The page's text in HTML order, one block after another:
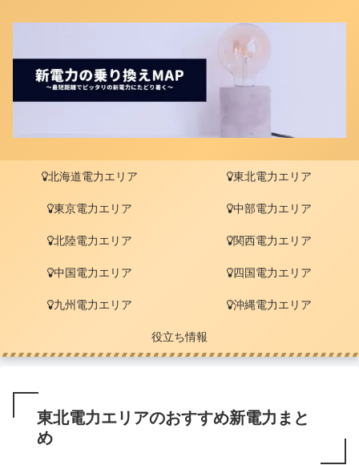
北海道電力エリア 東北電力エリア
東京電力エリア 中部電力エリア
北陸電力エリア 関西電力エリア
中国電力エリア 四国電力エリア
九州電力エリア 沖縄電力エリア
役立ち情報
東北電力エリアのおすすめ新電力まと
め